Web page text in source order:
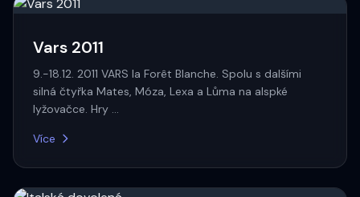
Vars 2011
9.-18.12. 2011 VARS la Forêt Blanche. Spolu s dalšími
silná čtyřka Mates, Móza, Lexa a Lůma na alspké
lyžovačce. Hry …
Více